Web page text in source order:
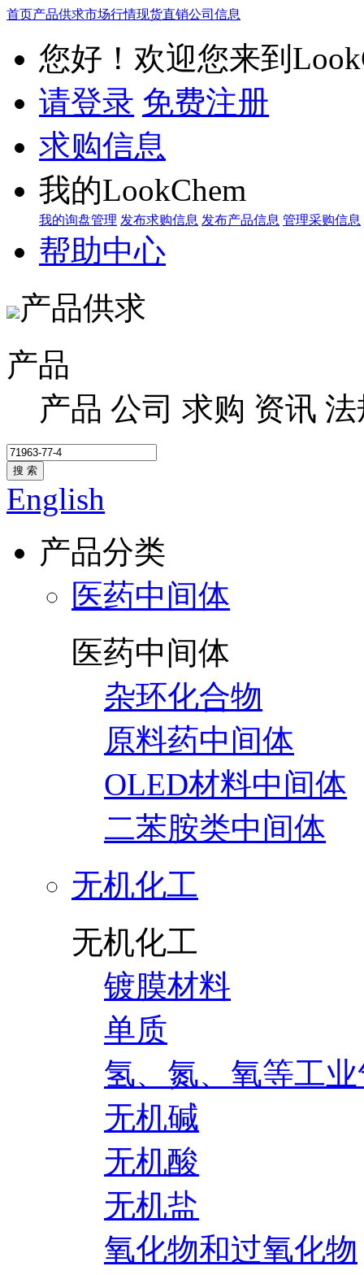
首页产品供求市场行情现货直销公司信息
您好！欢迎您来到
请登录 免费注册
求购信息
我的LookChem
我的询盘管理 发布求购信息 发布产品信息 管理采购信息
帮助中心
产品供求
产品
产品 公司 求购 资讯 法
搜 索
English
产品分类
医药中间体
医药中间体
杂环化合物
原料药中间体
OLED材料中间体
二苯胺类中间体
无机化工
无机化工
镀膜材料
单质
氢、氮、氧等工
无机碱
无机酸
无机盐
氧化物和过氧化物